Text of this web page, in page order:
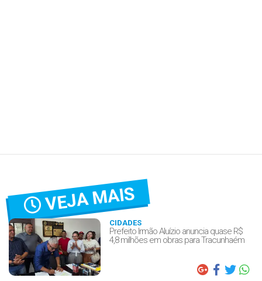
VEJA MAIS
CIDADES
Prefeito Irmão Aluízio anuncia quase R$
4,8 milhões em obras para Tracunhaém